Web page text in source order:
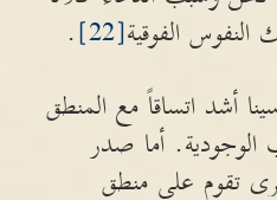
الفوقية[22]
.
أشد اتساقاً مع المنطق
أما صدر
تقوم على منطق